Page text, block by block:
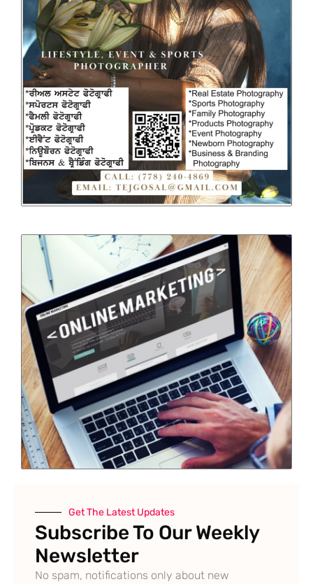
Get The Latest Updates
Subscribe To Our Weekly
Newsletter
No spam, notifications only about new